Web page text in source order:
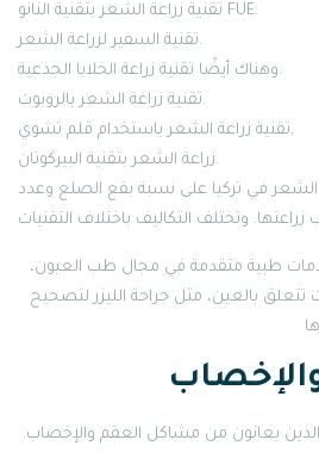
تقنية زراعة الشعر بتقنية النانو FUE.
تقنية السفير لزراعة الشعر.
وهناك أيضًا تقنية زراعة الخلايا الجذعية.
تقنية زراعة الشعر بالروبوت.
تقنية زراعة الشعر باستخدام قلم تشوي.
زراعة الشعر بتقنية البيركوتان.
الشعر في تركيا على نسبة بقع الصلع وعدد
طبية متقدمة في مجال طب العيون،
بالعين، مثل جراحة الليزر لتصحيح
الذين يعانون من مشاكل العقم والإخصاب.